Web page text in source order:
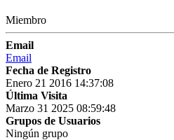
Miembro
Email
Email
Fecha de Registro
Enero 21 2016 14:37:08
Última Visita
Marzo 31 2025 08:59:48
Grupos de Usuarios
Ningún grupo